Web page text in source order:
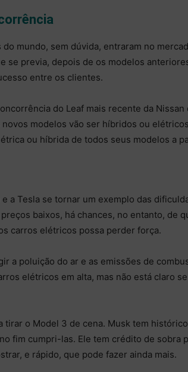
mundo, sem dúvida, entraram no
se previa, depois de os modelos
entre os clientes.
do Leaf mais recente da
modelos vão ser híbridos ou
ou híbrida de todos seus modelos a
a Tesla se tornar um exemplo das
baixos, há chances, no entanto, de
carros elétricos possa perder força.
a poluição do ar e as emissões de
elétricos em alta, mas não está claro
tirar o Model 3 de cena. Musk tem
fim cumpri-las. Ele tem crédito de sobra
e rápido, que pode fazer ainda mais.